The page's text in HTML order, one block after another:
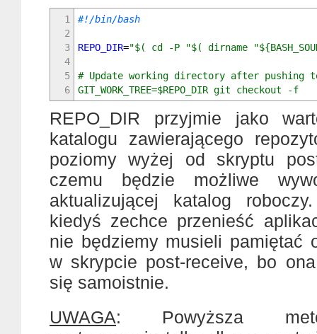
1
2
3
4
5
6
#!/bin/bash
REPO_DIR="$( cd -P "$( dirname
# Update working directory after pushing
GIT_WORK_TREE=$REPO_DIR git checkout -f
REPO_DIR przyjmie jako
katalogu zawierającego
poziomy wyżej od skryptu
czemu będzie możliwe
aktualizującej katalog
kiedyś zechce przenieść
nie będziemy musieli pamiętać
w skrypcie post-receive, bo
się samoistnie.
UWAGA: Powyższa